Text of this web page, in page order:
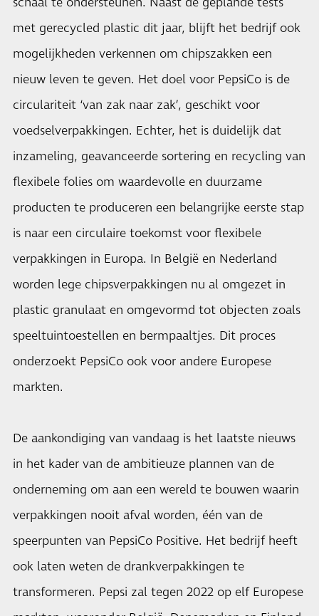
met gerecycled plastic dit jaar, blijft het bedrijf ook
mogelijkheden verkennen om chipszakken een
nieuw leven te geven. Het doel voor PepsiCo is de
circulariteit ‘van zak naar zak’, geschikt voor
voedselverpakkingen. Echter, het is duidelijk dat
inzameling, geavanceerde sortering en recycling van
flexibele folies om waardevolle en duurzame
producten te produceren een belangrijke eerste stap
is naar een circulaire toekomst voor flexibele
verpakkingen in Europa. In België en Nederland
worden lege chipsverpakkingen nu al omgezet in
plastic granulaat en omgevormd tot objecten zoals
speeltuintoestellen en bermpaaltjes. Dit proces
onderzoekt PepsiCo ook voor andere Europese
markten.
De aankondiging van vandaag is het laatste nieuws
in het kader van de ambitieuze plannen van de
onderneming om aan een wereld te bouwen waarin
verpakkingen nooit afval worden, één van de
speerpunten van PepsiCo Positive. Het bedrijf heeft
ook laten weten de drankverpakkingen te
transformeren. Pepsi zal tegen 2022 op elf Europese